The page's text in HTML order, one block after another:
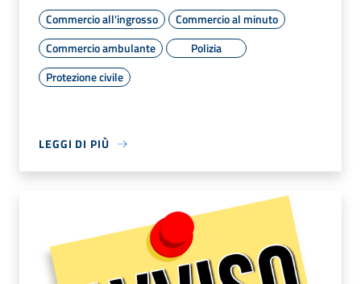
Commercio all'ingrosso
Commercio al minuto
Commercio ambulante
Polizia
Protezione civile
LEGGI DI PIÙ